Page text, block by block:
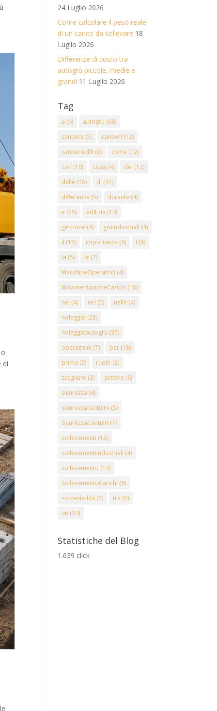
di
24 Luglio 2026
Come calcolare il peso reale
di un carico da sollevare 18
Luglio 2026
Differenze di costo tra
autogrù piccole, medie e
grandi 11 Luglio 2026
Tag
a (6) autogrù (68)
cantiere (5) cantieri (12)
cantieriedili (6) come (12)
con (10) cosa (4) del (12)
delle (15) di (41)
differenze (5) durante (4)
e (29) edilizia (10)
gestione (4) gruindustriali (4)
il (15) importanza (4) l (8)
la (5) le (7)
MacchineOperatrici (4)
MovimentazioneCarichi (10)
nei (4) nel (5) nelle (4)
noleggio (23)
noleggioautogrù (35)
operazioni (7) per (13)
prima (5) ruolo (3)
scegliere (3) settore (6)
sicurezza (4)
sicurezzacantiere (5)
SicurezzaCantieri (7)
sollevamenti (12)
sollevamentiindustriali (4)
sollevamento (13)
SollevamentoCarichi (6)
sostenibilità (3) tra (8)
un (10)
Statistiche del Blog
1.639 click